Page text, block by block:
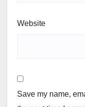
Website
Save my name,